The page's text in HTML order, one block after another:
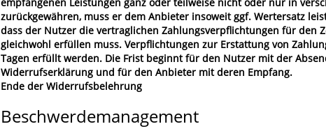
zurückgewähren, muss er dem Anbieter insoweit ggf. Wertersatz
dass der Nutzer die vertraglichen Zahlungsverpflichtungen für den
gleichwohl erfüllen muss. Verpflichtungen zur Erstattung von
Tagen erfüllt werden. Die Frist beginnt für den Nutzer mit der
Widerrufserklärung und für den Anbieter mit deren Empfang.
Ende der Widerrufsbelehrung
Beschwerdemanagement